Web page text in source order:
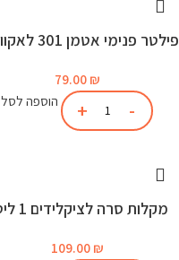
פילטר פנימי אטמן 301 לאקווריום
79.00 ₪
הוספה לסל
מקלות סרה לציקלידים 1 ליטר
109.00 ₪